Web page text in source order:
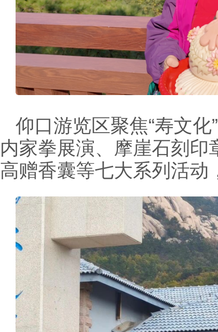
仰口游览区聚焦“寿文
内家拳展演、摩崖石刻
高赠香囊等七大系列活动